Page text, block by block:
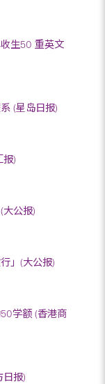
生50 重英文
(星岛日报)
报)
大公报)
」(大公报)
学额 (香港商
日报)